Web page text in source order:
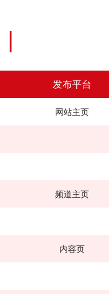
《中
发布平台
网站主页
频道主页
内容页